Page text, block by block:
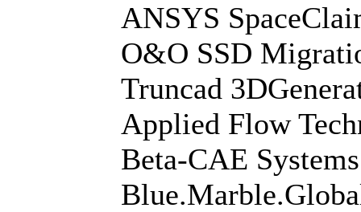
ANSYS
O&O SSD
Truncad
Applied Flow
Beta-CAE